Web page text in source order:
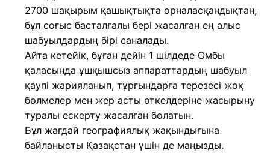
2700 шақырым қашықтықта орналасқандықтан,
бұл соғыс басталғалы бері жасалған ең алыс
шабуылдардың бірі саналады.
Айта кетейік, бұған дейін 1 шілдеде Омбы
қаласында ұшқышсыз аппараттардың шабуыл
қаупі жарияланып, тұрғындарға терезесі жоқ
бөлмелер мен жер асты өткелдеріне жасырыну
туралы ескерту жасалған болатын.
Бұл жағдай географиялық жақындығына
байланысты Қазақстан үшін де маңызды.